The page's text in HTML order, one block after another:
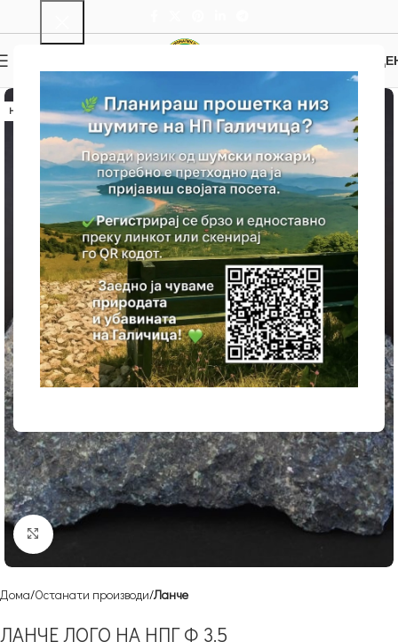
НЕМА ЗАЛИХА
Кликнете за зголемување
Дома Останати производи Ланче
ЛАНЧЕ ЛОГО НА НПГ Ф 3.5